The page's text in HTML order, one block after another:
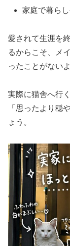
家庭で暮ら
愛されて生涯を
るからこそ、メ
ったことがない
実際に猫舎へ行
「思ったより穏
ょう。